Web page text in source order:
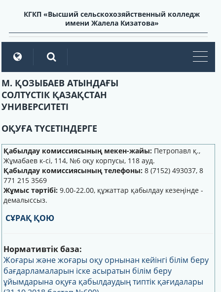
КГКП «Высший сельскохозяйственный колледж
имени Жалела Кизатова»
М. ҚОЗЫБАЕВ АТЫНДАҒЫ
СОЛТҮСТІК ҚАЗАҚСТАН
УНИВЕРСИТЕТІ
ОҚУҒА ТҮСЕТІНДЕРГЕ
Қабылдау комиссиясының мекен-жайы: Петропавл қ.,
Жұмабаев к-сі, 114, №6 оқу корпусы, 118 ауд.
Қабылдау комиссиясының телефоны: 8 (7152) 493037, 8
771 215 3569
Жұмыс тәртібі: 9.00-22.00, құжаттар қабылдау кезеңінде -
демалыссыз.
СҰРАҚ ҚОЮ
Нормативтік база:
Жоғары және жоғары оқу орнынан кейінгі білім беру
бағдарламаларын іске асыратын білім беру
ұйымдарына оқуға қабылдаудың типтік қағидалары